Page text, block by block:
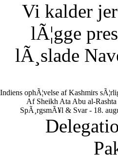
Vi kalder
lÃ¦gge
lÃ¸slade
Indiens ophÃ¦velse af Kashmirs
Af Sheikh Ata Abu al-Rashta
SpÃ¸rgsmÃ¥l & Svar - 18.